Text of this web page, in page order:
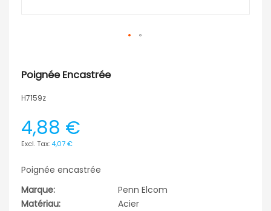
Poignée Encastrée
H7159z
4,88 €
4,07 €
Poignée encastrée
Marque:
Penn Elcom
Matériau:
Acier